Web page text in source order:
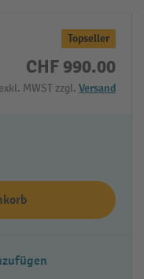
Topseller
CHF 990.00
MWST zzgl. Versand